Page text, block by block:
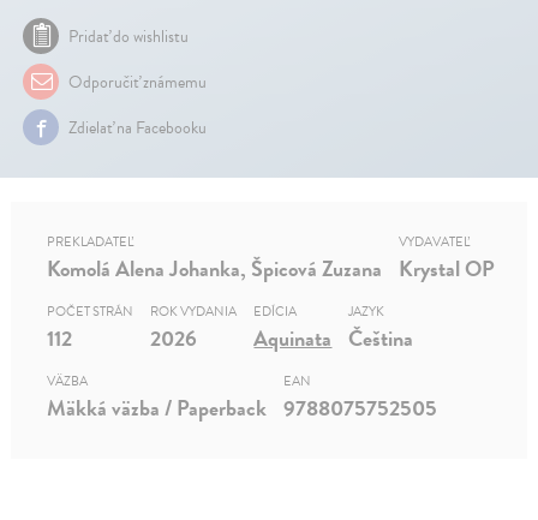
Pridať do wishlistu
Odporučiť známemu
Zdielať na Facebooku
PREKLADATEĽ
Komolá Alena Johanka, Špicová Zuzana
VYDAVATEĽ
Krystal OP
POČET STRÁN
112
ROK VYDANIA
2026
EDÍCIA
Aquinata
JAZYK
Čeština
VÄZBA
Mäkká väzba / Paperback
EAN
9788075752505